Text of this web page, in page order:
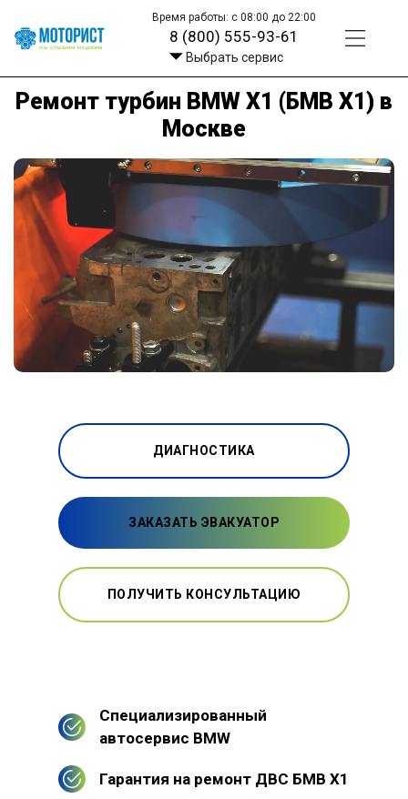
Время работы: с 08:00 до 22:00
8 (800) 555-93-61
Выбрать сервис
Ремонт турбин BMW X1 (БМВ Х1) в
Москве
ДИАГНОСТИКА
ЗАКАЗАТЬ ЭВАКУАТОР
ПОЛУЧИТЬ КОНСУЛЬТАЦИЮ
Специализированный
автосервис BMW
Гарантия на ремонт ДВС БМВ Х1